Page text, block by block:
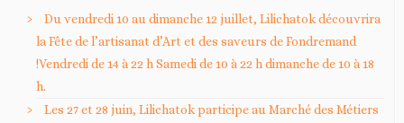
Du vendredi 10 au dimanche 12 juillet, Lilichatok découvrira
la Fête de l’artisanat d’Art et des saveurs de Fondremand
!Vendredi de 14 à 22 h Samedi de 10 à 22 h dimanche de 10 à 18
h.
Les 27 et 28 juin, Lilichatok participe au Marché des Métiers